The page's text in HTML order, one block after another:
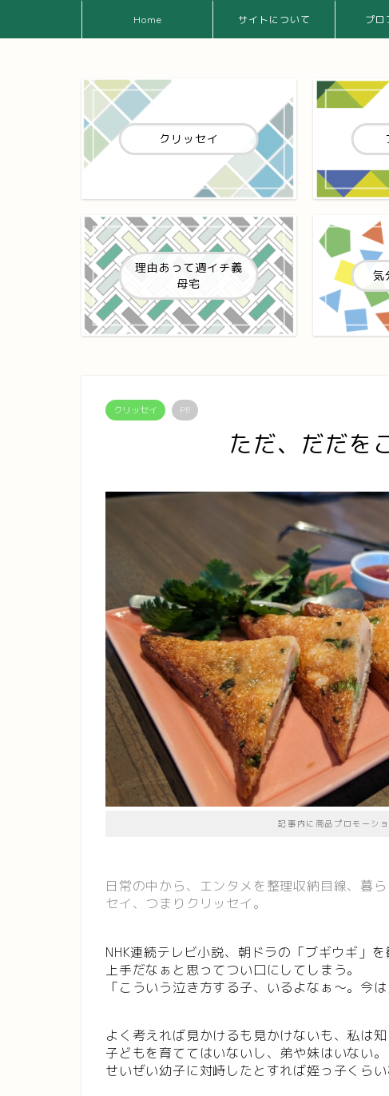
Home サイトについて プロ
クリッセイ
理由あって週イチ義
母宅
気
クリッセイ PR
ただ、だだを
記事内に商品プロモーシ
日常の中から、エンタメを整理収納目線、暮
セイ、つまりクリッセイ。
NHK連続テレビ小説、朝ドラの「ブギウギ」
上手だなぁと思ってつい口にしてしまう。
「こういう泣き方する子、いるよなぁ～。今
よく考えれば見かけるも見かけないも、私は知
子どもを育ててはいないし、弟や妹はいない。
せいぜい幼子に対峙したとすれば姪っ子くらい